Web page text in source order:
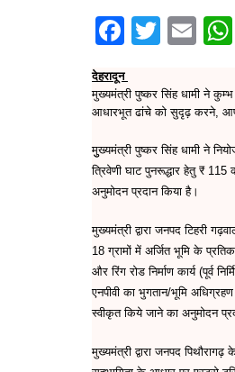
F
c
e
b
o
o
k
T
itt
er
E
ai
l
देहरादून
मुख्यमंत्री पुष्कर सिंह धामी ने
आधारभूत ढांचे को सुदृढ़ करने,
मुुख्यमंत्री पुष्कर सिंह धामी ने
त्रिवेणी घाट पुनरूद्धार हेतु ₹ 115
अनुमोदन प्रदान किया है।
मुख्यमंत्री द्वारा जनपद टिहरी
18 ग्रामों में अर्जित भूमि के
और रिंग रोड निर्माण कार्य (पूर्व
एनपीवी का भुगतान/भूमि
स्वीकृत किये जाने का अनुमोदन
मुख्यमंत्री द्वारा जनपद